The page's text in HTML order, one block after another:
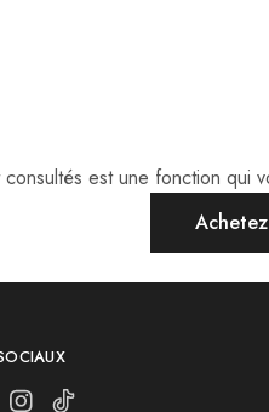
consultés est une fonction qui